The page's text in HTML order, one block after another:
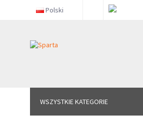
Polski
WSZYSTKIE KATEGORIE
WSZYSTKIE KATEGORIE